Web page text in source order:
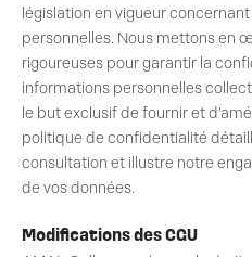
législation en vigueur
personnelles. Nous mettons en
rigoureuses pour garantir la
informations personnelles
le but exclusif de fournir et
politique de confidentialité
consultation et illustre notre
de vos données.
Modifications des CGU